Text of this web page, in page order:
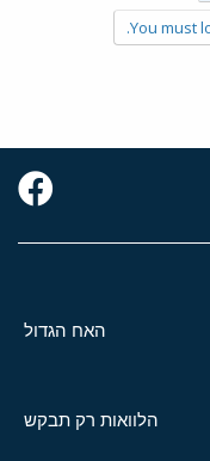
You must
האח הגדול
הלוואות רק תבקש